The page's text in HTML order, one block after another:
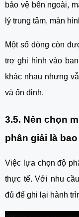
bảo vệ bên ngoài,
lý trung tâm, màn
Một số dòng còn
trợ ghi hình vào
khác nhau nhưng
và ổn định.
3.5. Nên chọn
phân giải là
Việc lựa chọn độ
thực tế. Với nhu
đủ để ghi lại hành